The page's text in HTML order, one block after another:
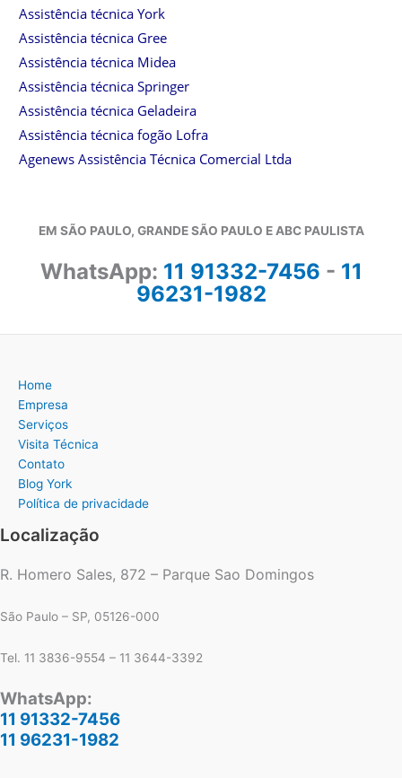
Assistência técnica York
Assistência técnica Gree
Assistência técnica Midea
Assistência técnica Springer
Assistência técnica Geladeira
Assistência técnica fogão Lofra
Agenews Assistência Técnica Comercial Ltda
EM SÃO PAULO, GRANDE SÃO PAULO E ABC PAULISTA
WhatsApp: 11 91332-7456 - 11
96231-1982
Home
Empresa
Serviços
Visita Técnica
Contato
Blog York
Política de privacidade
Localização
R. Homero Sales, 872 – Parque Sao Domingos
São Paulo – SP, 05126-000
Tel. 11 3836-9554 – 11 3644-3392
WhatsApp:
11 91332-7456
11 96231-1982